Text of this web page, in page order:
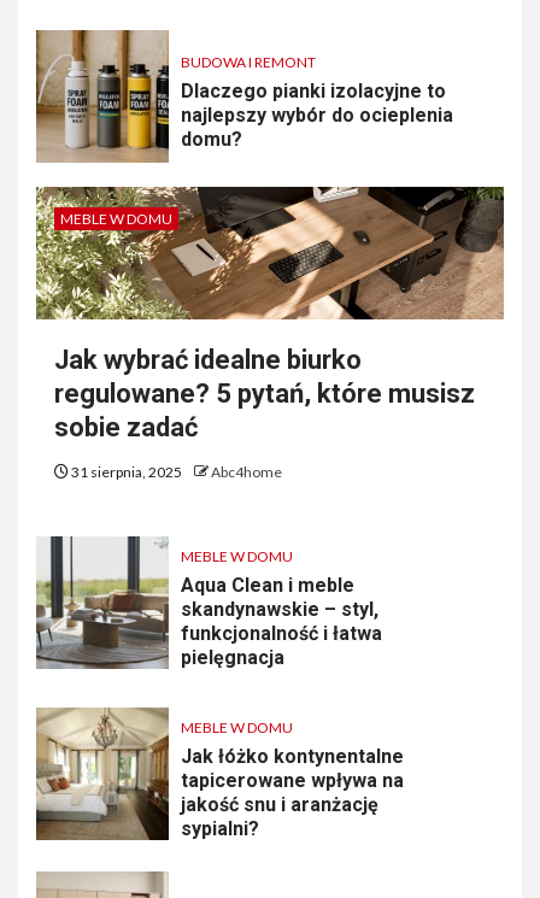
BUDOWA I REMONT
Dlaczego pianki izolacyjne to
najlepszy wybór do ocieplenia
domu?
MEBLE W DOMU
Jak wybrać idealne biurko
regulowane? 5 pytań, które musisz
sobie zadać
31 sierpnia, 2025 Abc4home
MEBLE W DOMU
Aqua Clean i meble
skandynawskie – styl,
funkcjonalność i łatwa
pielęgnacja
MEBLE W DOMU
Jak łóżko kontynentalne
tapicerowane wpływa na
jakość snu i aranżację
sypialni?